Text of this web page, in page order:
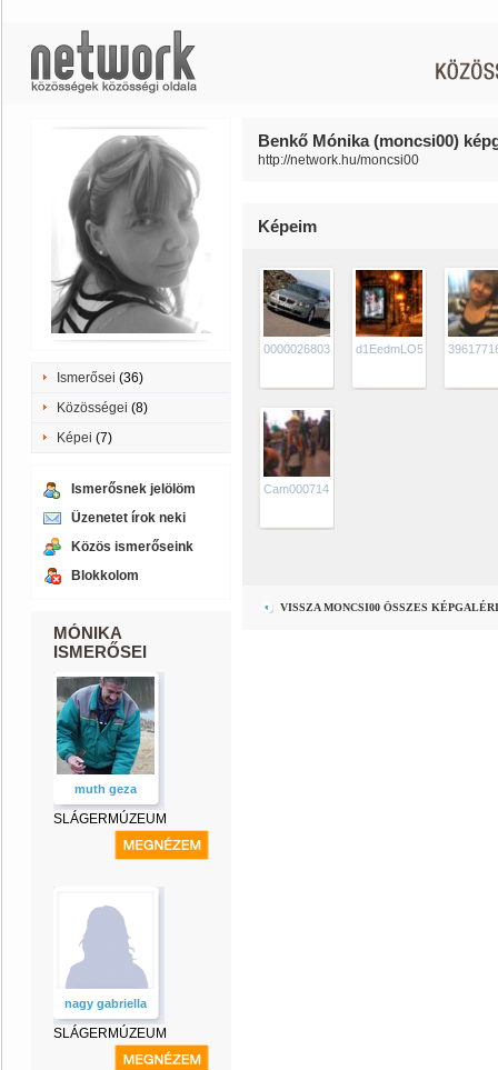
Ismerősei (36)
Közösségei (8)
Képei (7)
Ismerősnek jelölöm
Üzenetet írok neki
Közös ismerőseink
Blokkolom
MÓNIKA
ISMERŐSEI
muth geza
SLÁGERMÚZEUM
nagy gabriella
SLÁGERMÚZEUM
Benkő Mónika (moncsi00)
http://network.hu/moncsi00
Képeim
0000026803i[1]
Cam000714
VISSZA MONCSI00 ÖSSZES